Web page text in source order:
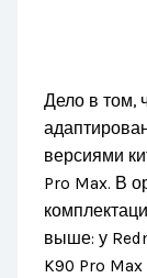
Дело в том,
версиями
Pro Max. В
выше: у
K90 Pro